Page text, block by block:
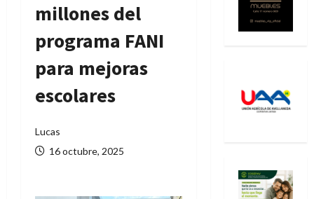
millones del
programa FANI
para mejoras
escolares
Lucas
16 octubre, 2025